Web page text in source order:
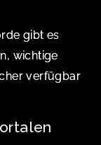
gibt es
wichtige
verfügbar